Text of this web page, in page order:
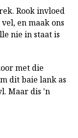
Rook invloed
en maak ons
nie in staat is
met die
dit baie lank as
Maar dis 'n